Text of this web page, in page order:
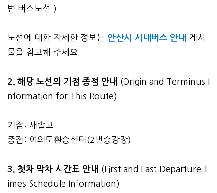
번 버스노선 )
노선에 대한 자세한 정보는 안산시 시내버스 안내 게시
물을 참고해 주세요.
2. 해당 노선의 기점 종점 안내 (Origin and Terminus I
nformation for This Route)
기점: 새솔고
종점: 여의도환승센터(2번승강장)
3. 첫차 막차 시간표 안내 (First and Last Departure T
imes Schedule Information)